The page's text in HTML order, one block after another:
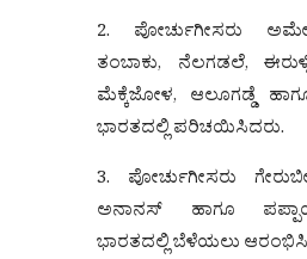
2. ಪೋರ್ಚುಗೀಸರು
ತಂಬಾಕು, ನೆಲಗಡಲೆ,
ಮೆಕ್ಕೆಜೋಳ, ಆಲೂಗಡ್ಡೆ
ಭಾರತದಲ್ಲಿ ಪರಿಚಯಿಸಿದರು.
3. ಪೋರ್ಚುಗೀಸರು
ಅನಾನಸ್ ಹಾಗೂ
ಭಾರತದಲ್ಲಿ ಬೆಳೆಯಲು